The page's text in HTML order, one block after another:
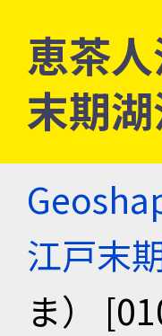
恵茶
末期
江戸末
ま）